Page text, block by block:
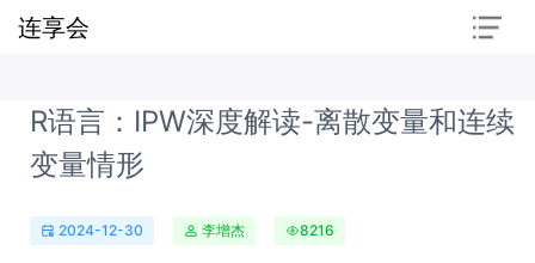
连享会
R语言：IPW深度解读-离散变量和连续
变量情形
2024-12-30 李增杰 8216